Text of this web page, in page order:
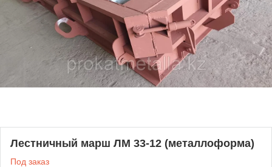
Лестничный марш ЛМ 33-12 (металлоформа)
Под заказ